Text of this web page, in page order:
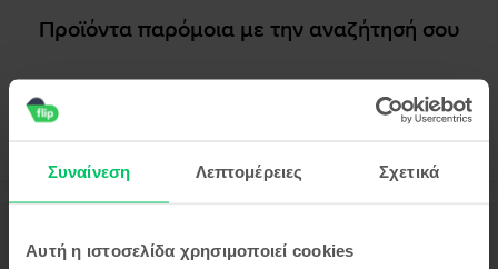
Συναίνεση Λεπτομέρειες Σχετικά
Αυτή η ιστοσελίδα χρησιμοποιεί cookies
Προϊόντα παρόμοια με την αναζήτησή σου
Κινητό τηλέφωνο Huawei P50 Pro, Cocoa Gold, 512 GB, Σαν